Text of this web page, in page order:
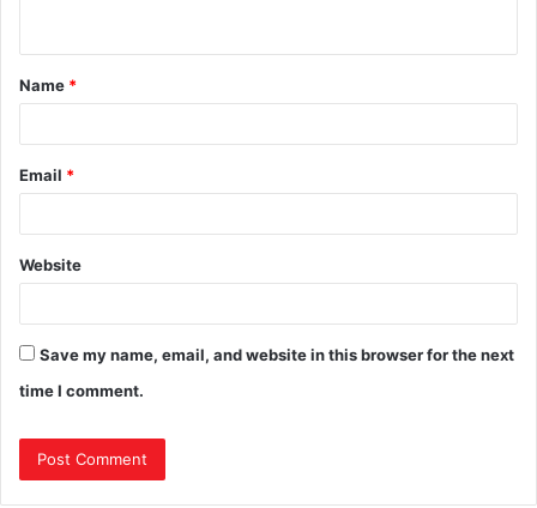
Name *
Email *
Website
Save my name, email, and website in this browser for the next
time I comment.